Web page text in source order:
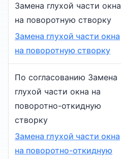
Замена глухой части окна
на поворотную створку
Замена глухой части окна
на поворотную створку
По согласованию Замена
глухой части окна на
поворотно-откидную
створку
Замена глухой части окна
на поворотно-откидную